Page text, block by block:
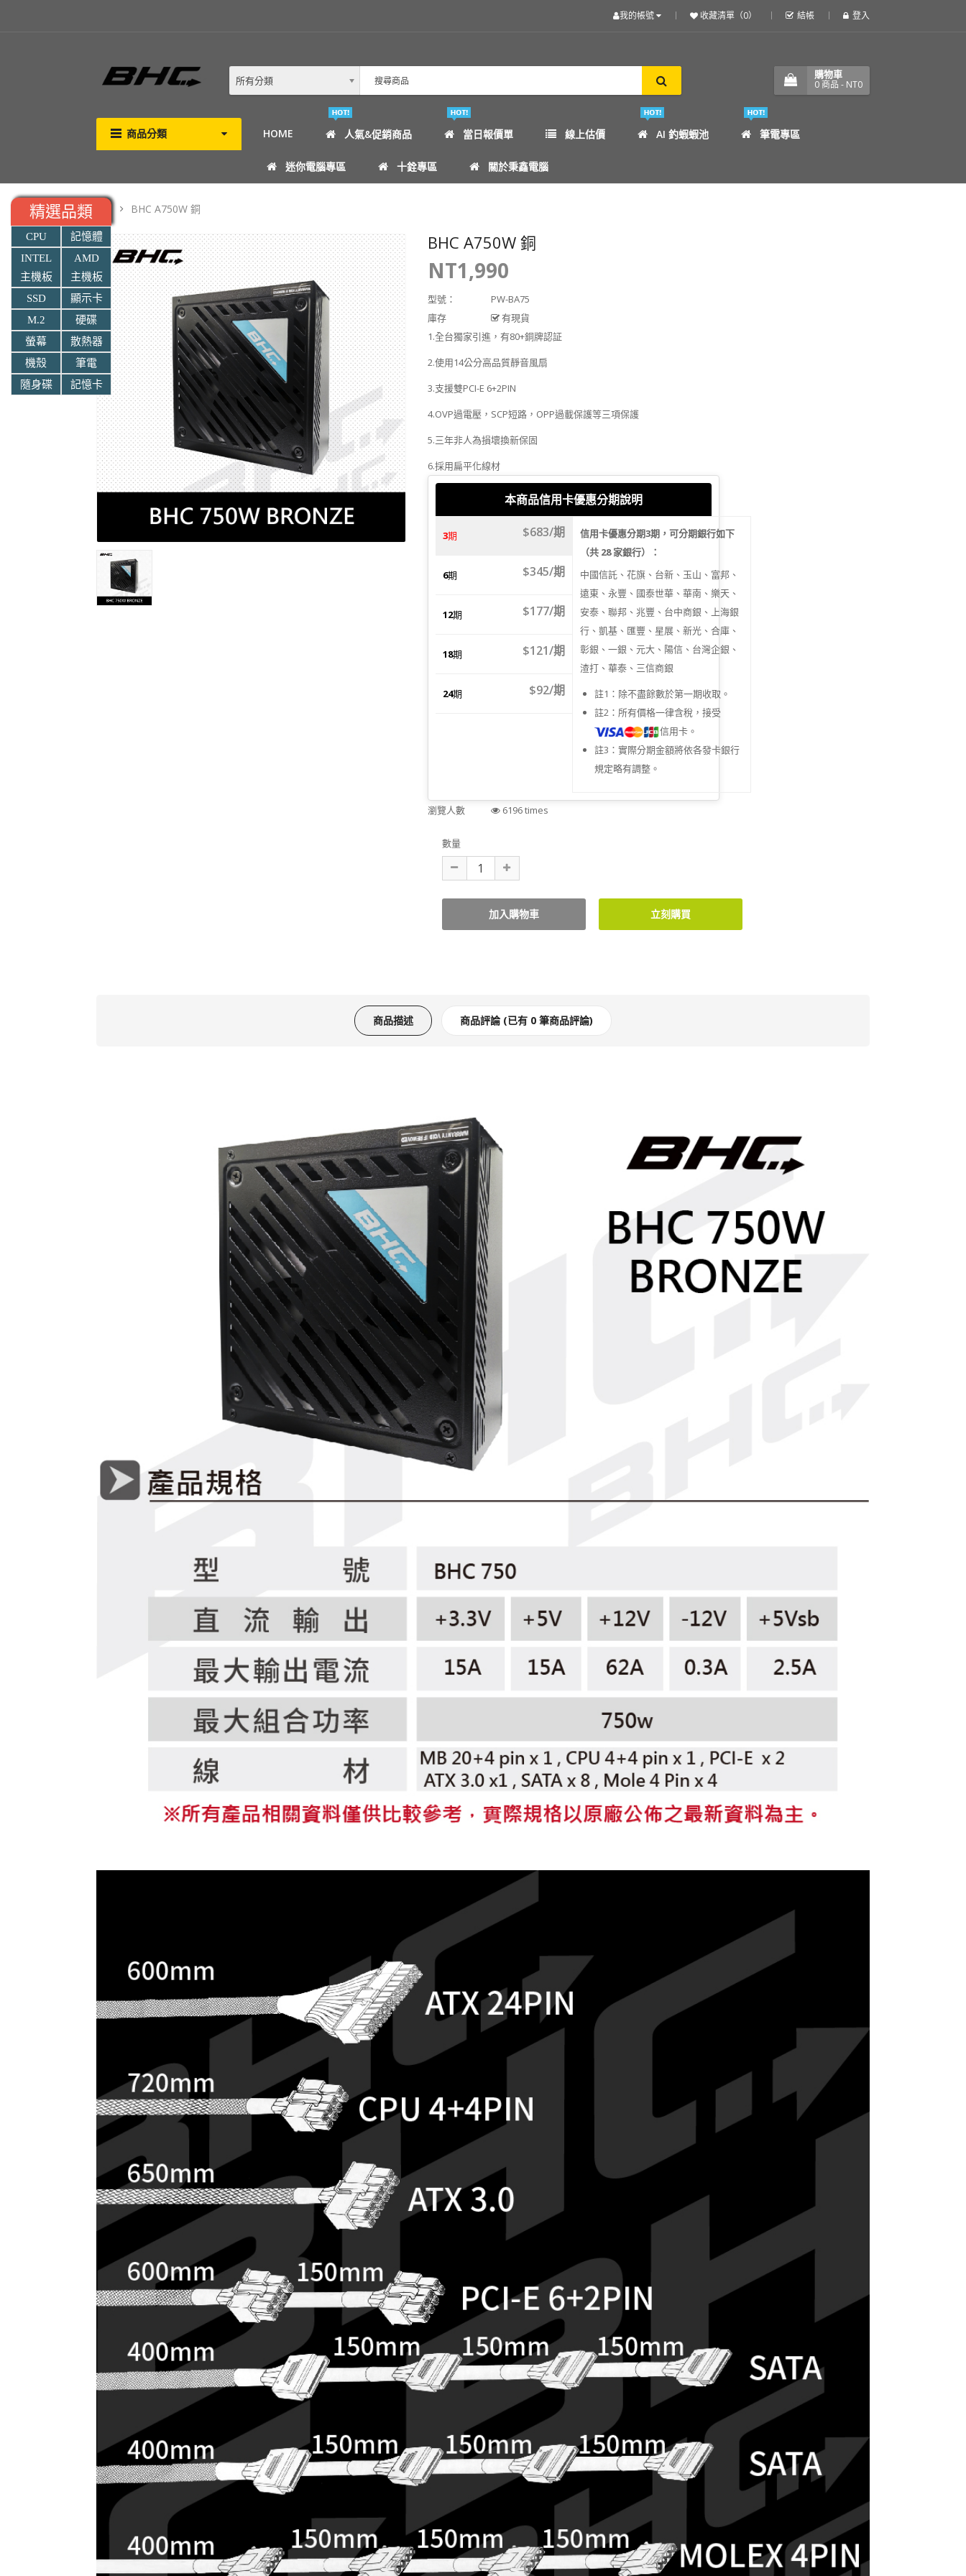
我的帳號 收藏清單（0） 結帳 登入
所有分類 購物車
0商品 - NT0
商品分類 HOME 人氣&促銷商品 當日報價單 線上估價 AI 釣蝦蝦池 筆電專區
迷你電腦專區 十銓專區 關於秉鑫電腦
BHC A750W 銅
BHC A750W 銅
NT1,990
型號：
PW-BA75
庫存
有現貨
1.全台獨家引進，有80+銅牌認証
2.使用14公分高品質靜音風扇
3.支援雙PCI-E 6+2PIN
4.OVP過電壓，SCP短路，OPP過載保護等三項保護
5.三年非人為損壞換新保固
6.採用扁平化線材
本商品信用卡優惠分期說明
3期 $683/期
6期 $345/期
12期 $177/期
18期 $121/期
24期 $92/期
信用卡優惠分期3期，可分期銀行如下
（共 28 家銀行）：
中國信託、花旗、台新、玉山、富邦、
遠東、永豐、國泰世華、華南、樂天、
安泰、聯邦、兆豐、台中商銀、上海銀
行、凱基、匯豐、星展、新光、合庫、
彰銀、一銀、元大、陽信、台灣企銀、
渣打、華泰、三信商銀
註1：除不盡餘數於第一期收取。
註2：所有價格一律含稅，接受
信用卡。
註3：實際分期金額將依各發卡銀行
規定略有調整。
瀏覽人數 6196 times
數量
精選品類
CPU
記憶體
INTEL
主機板
AMD
主機板
SSD
顯示卡
M.2
硬碟
螢幕
散熱器
機殼
筆電
隨身碟
記憶卡
商品描述 商品評論 (已有 0 筆商品評論)